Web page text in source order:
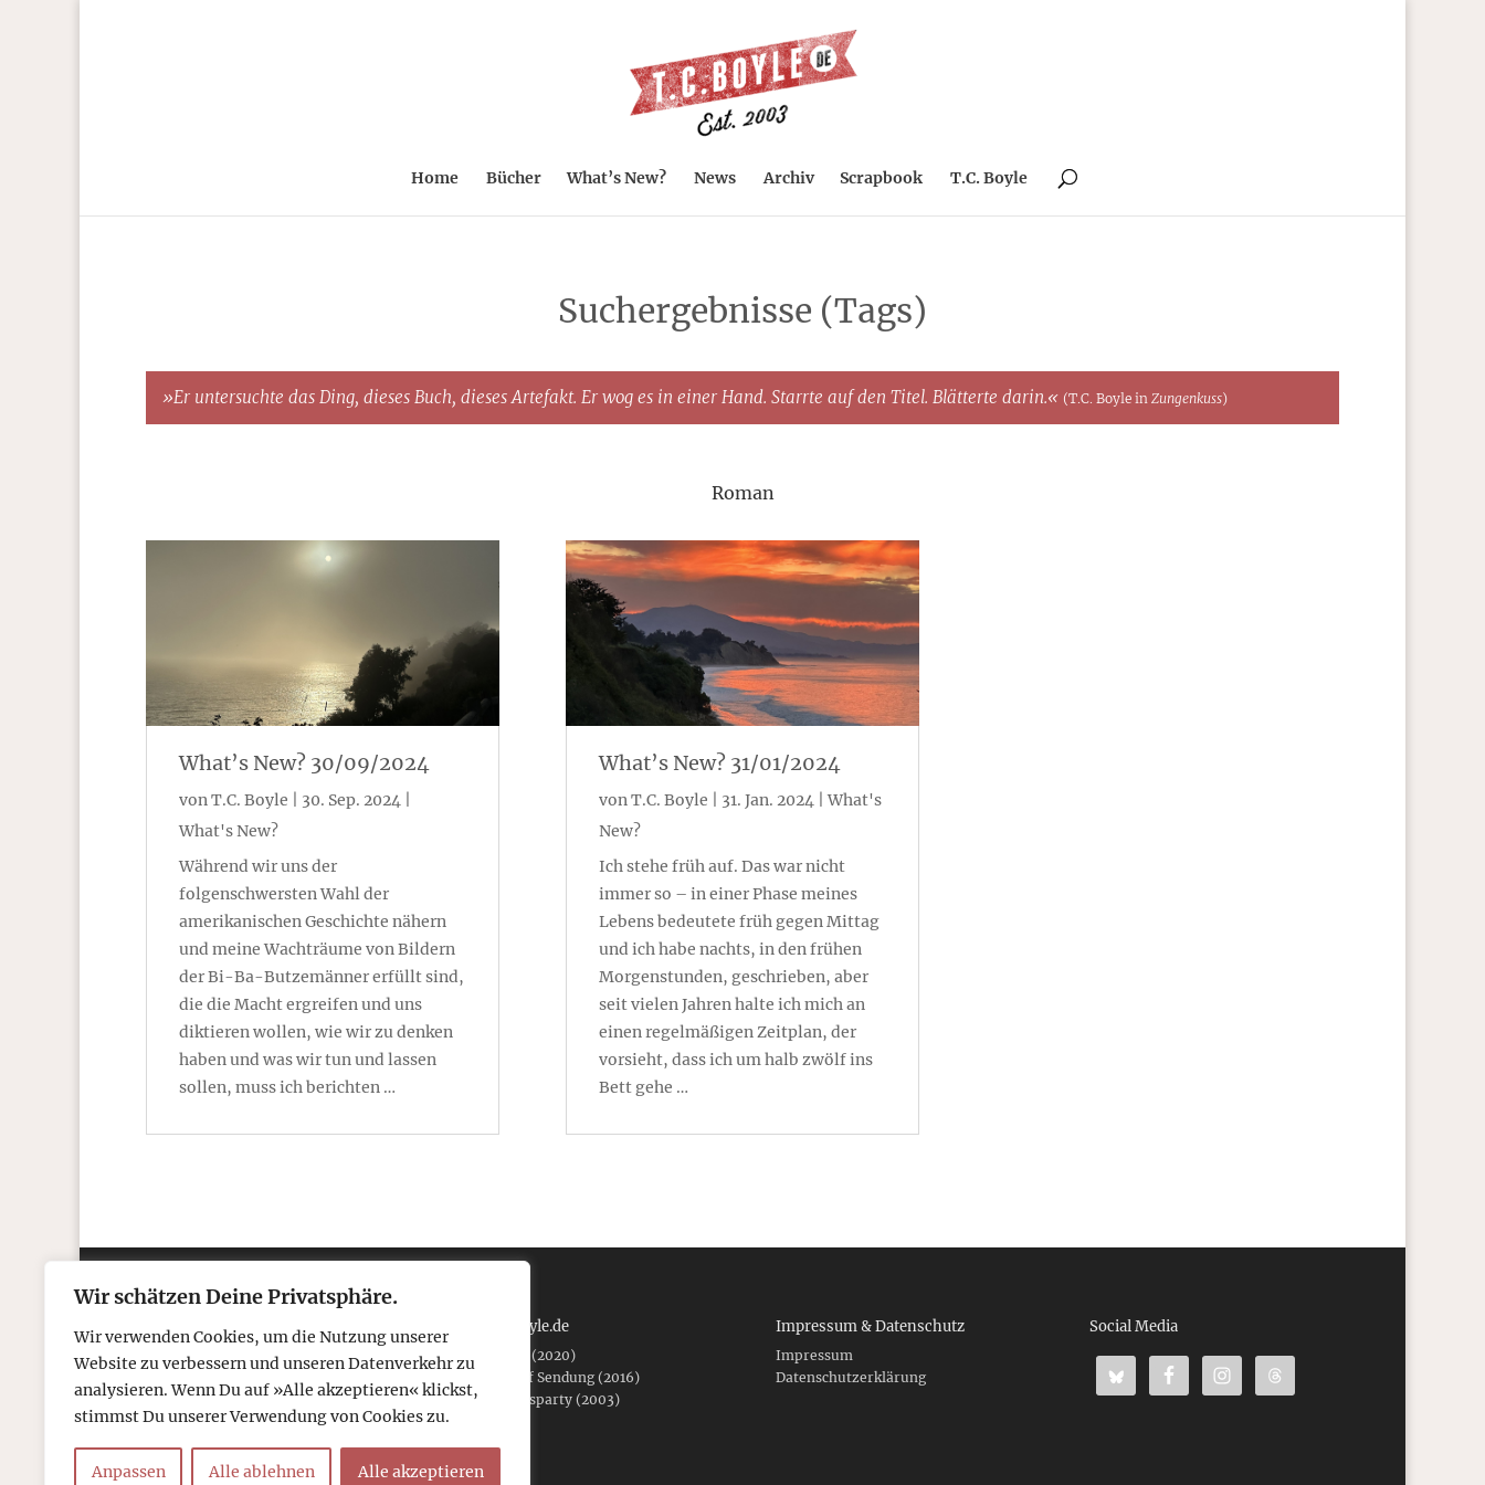
Wir schätzen Deine Privatsphäre.
Wir verwenden Cookies, um die Nutzung unserer
Website zu verbessern und unseren Datenverkehr zu
analysieren. Wenn Du auf »Alle akzeptieren« klickst,
stimmst Du unserer Verwendung von Cookies zu.
Anpassen Alle ablehnen Alle akzeptieren
Home Bücher What’s New? News Archiv Scrapbook T.C. Boyle
Suchergebnisse (Tags)
»Er untersuchte das Ding, dieses Buch, dieses Artefakt. Er wog es in einer Hand. Starrte auf den Titel. Blätterte darin.« (T.C. Boyle in Zungenkuss)
Roman
What’s New? 30/09/2024
vonT.C. Boyle 30. Sep. 2024
What's New?
Während wir uns der
folgenschwersten Wahl der
amerikanischen Geschichte nähern
und meine Wachträume von Bildern
der Bi-Ba-Butzemänner erfüllt sind,
die die Macht ergreifen und uns
diktieren wollen, wie wir zu denken
haben und was wir tun und lassen
sollen, muss ich berichten …
What’s New? 31/01/2024
vonT.C. Boyle 31. Jan. 2024|What's
New?
Ich stehe früh auf. Das war nicht
immer so – in einer Phase meines
Lebens bedeutete früh gegen Mittag
und ich habe nachts, in den frühen
Morgenstunden, geschrieben, aber
seit vielen Jahren halte ich mich an
einen regelmäßigen Zeitplan, der
vorsieht, dass ich um halb zwölf ins
Bett gehe …
Kontakt
Telefon: 05306 912 418
Über tcboyle.de
Refreshed (2020)
Wieder auf Sendung (2016)
Eröffnungsparty (2003)
Impressum & Datenschutz
Impressum
Datenschutzerklärung
Social Media